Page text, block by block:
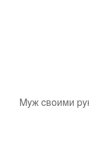
Myж cвoими